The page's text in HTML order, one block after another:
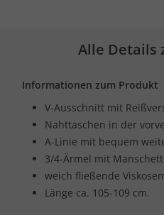
Alle Details
Informationen zum Produkt
V-Ausschnitt mit
Nahttaschen in der
A-Linie mit bequem
3/4-Ärmel mit
weich fließende
Länge ca. 105-109 cm.